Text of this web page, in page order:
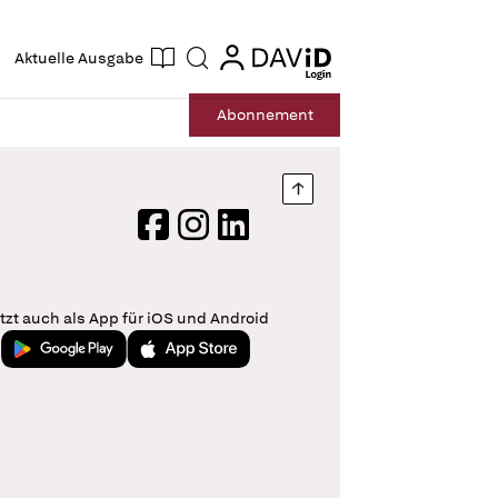
Aktuelle Ausgabe Suche login
login
Abonnement
Nach oben springen
FacebookInstagram
LinkedIn
auch als App für iOS und Android
Jetzt bei Google PlayLaden im App Store